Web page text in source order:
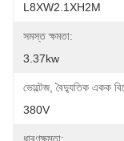
L8XW2.1XH2M
সমস্ত ক্ষমতা:
3.37kw
ভোল্টেজ, বৈদ্যুতিক একক
380V